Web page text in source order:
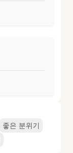
좋은 분위기